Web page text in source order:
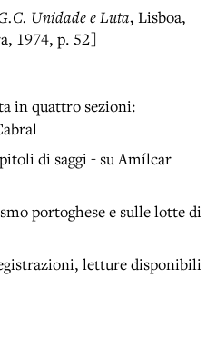
Unidade e Luta, Lisboa,
1974, p. 52]
in quattro sezioni:
di saggi - su Amílcar
portoghese e sulle lotte di
letture disponibili